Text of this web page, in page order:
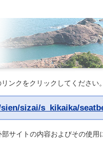
ンクをクリックしてください。
sizai/s_kikaika/
サイトの内容およびその使用